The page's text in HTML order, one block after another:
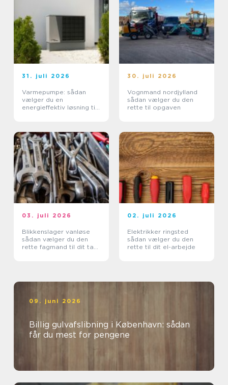
31. juli 2026
Varmepumpe: sådan
vælger du en
energieffektiv løsning til
30. juli 2026
Vognmand nordjylland
sådan vælger du den
rette til opgaven
03. juli 2026
Blikkenslager vanløse
sådan vælger du den
rette fagmand til dit tag
02. juli 2026
Elektrikker ringsted
sådan vælger du den
rette til dit el-arbejde
09. juni 2026
Billig gulvafslibning i København: sådan
får du mest for pengene